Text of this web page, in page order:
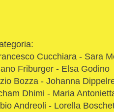
Cucchiara - Sara
Friburger - Elsa Godino
Bozza - Johanna
Dhimi - Maria
Andreoli - Lorella